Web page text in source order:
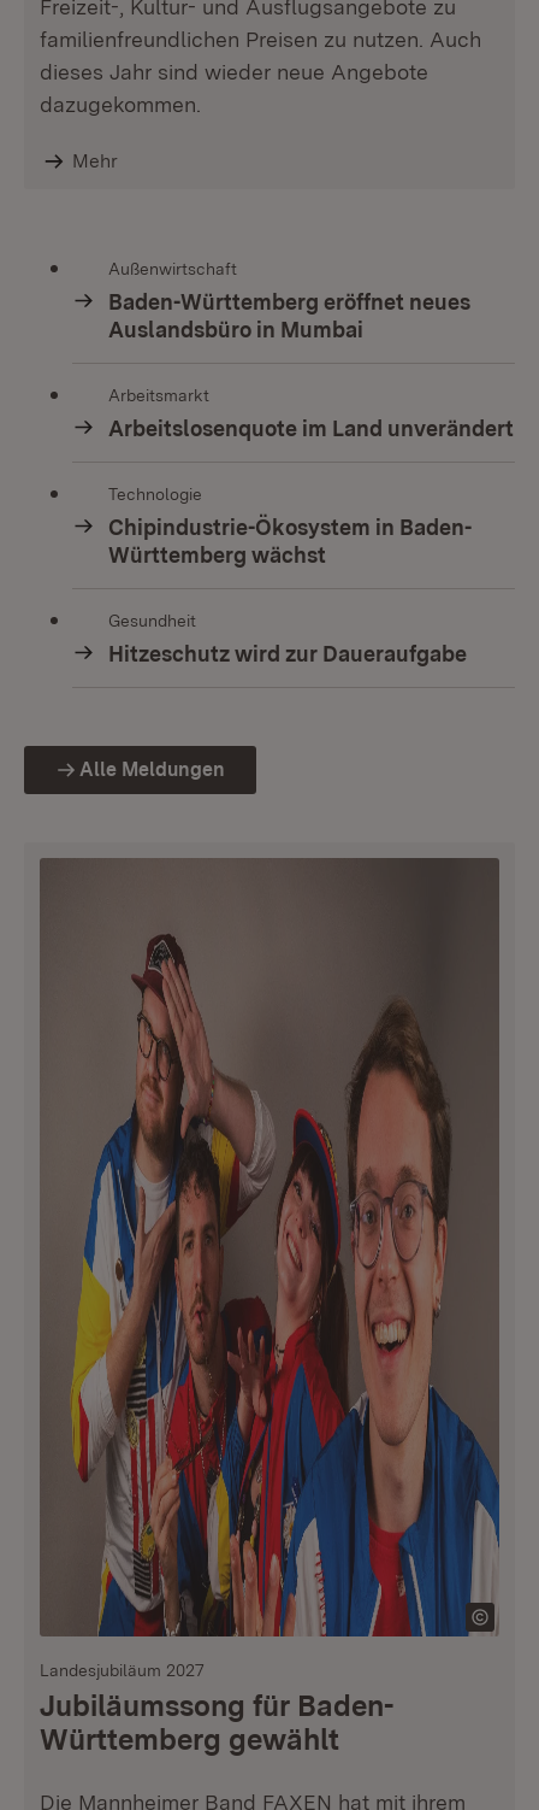
Freizeit-, Kultur- und Ausflugsangebote zu
familienfreundlichen Preisen zu nutzen. Auch
dieses Jahr sind wieder neue Angebote
dazugekommen.
Mehr
Außenwirtschaft
Baden-Württemberg eröffnet neues
Auslandsbüro in Mumbai
Arbeitsmarkt
Arbeitslosenquote im Land unverändert
Technologie
Chipindustrie-Ökosystem in Baden-
Württemberg wächst
Gesundheit
Hitzeschutz wird zur Daueraufgabe
Alle Meldungen
Landesjubiläum 2027
Jubiläumssong für Baden-
Württemberg gewählt
Die Mannheimer Band FAXEN hat mit ihrem